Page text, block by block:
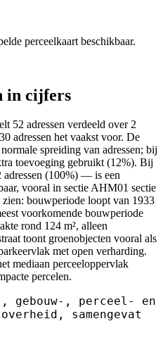
perceelkaart beschikbaar.
in cijfers
52 adressen verdeeld over 2
adressen het vaakst voor. De
spreiding van adressen; bij
toevoeging gebruikt (12%). Bij
(100%) — is een
vooral in sectie AHM01 sectie
bouwperiode loopt van 1933
voorkomende bouwperiode
rond 124 m², alleen
toont groenobjecten vooral als
met open verharding.
mediaan perceeloppervlak
percelen.
gebouw-, perceel- en
samengevat